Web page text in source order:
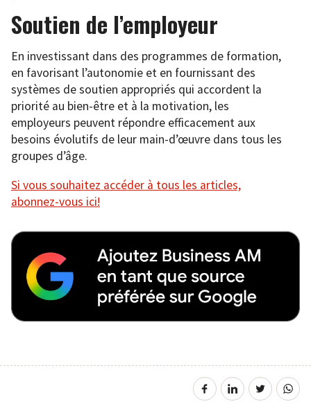
Soutien de l’employeur
En investissant dans des programmes de formation,
en favorisant l’autonomie et en fournissant des
systèmes de soutien appropriés qui accordent la
priorité au bien-être et à la motivation, les
employeurs peuvent répondre efficacement aux
besoins évolutifs de leur main-d’œuvre dans tous les
groupes d’âge.
Si vous souhaitez accéder à tous les articles,
abonnez-vous ici!